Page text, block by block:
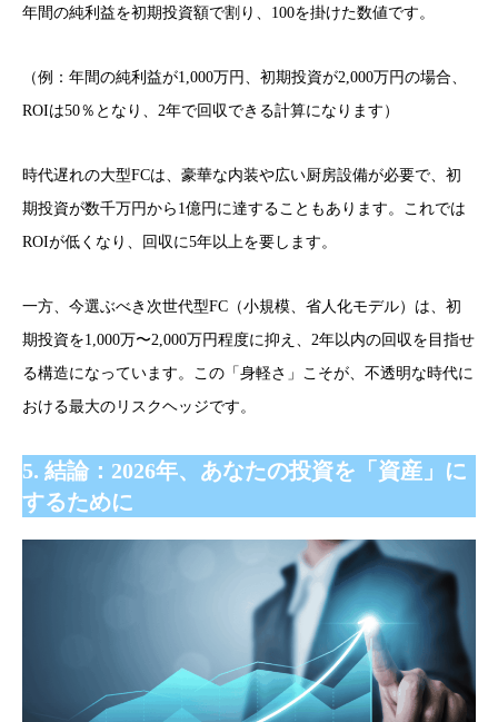
年間の純利益を初期投資額で割り、100を掛けた数値です。
（例：年間の純利益が1,000万円、初期投資が2,000万円の場合、
ROIは50％となり、2年で回収できる計算になります）
時代遅れの大型FCは、豪華な内装や広い厨房設備が必要で、初
期投資が数千万円から1億円に達することもあります。これでは
ROIが低くなり、回収に5年以上を要します。
一方、今選ぶべき次世代型FC（小規模、省人化モデル）は、初
期投資を1,000万〜2,000万円程度に抑え、2年以内の回収を目指せ
る構造になっています。この「身軽さ」こそが、不透明な時代に
おける最大のリスクヘッジです。
5. 結論：2026年、あなたの投資を「資産」に
するために